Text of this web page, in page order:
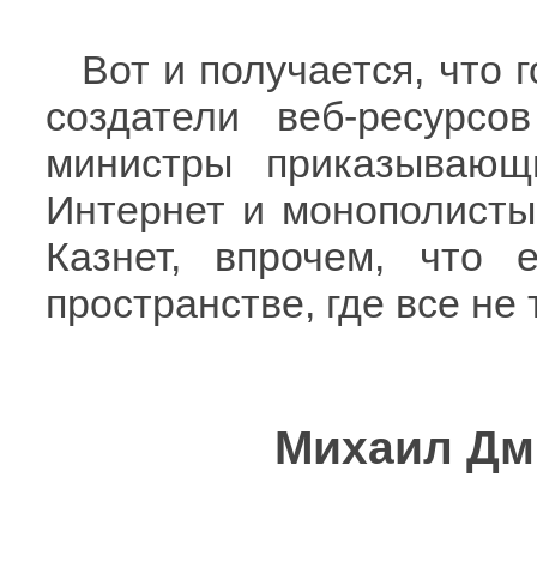
Вот и получается, что
создатели веб-
министры
Интернет и
Казнет, впрочем, что
пространстве, где все
Михаил